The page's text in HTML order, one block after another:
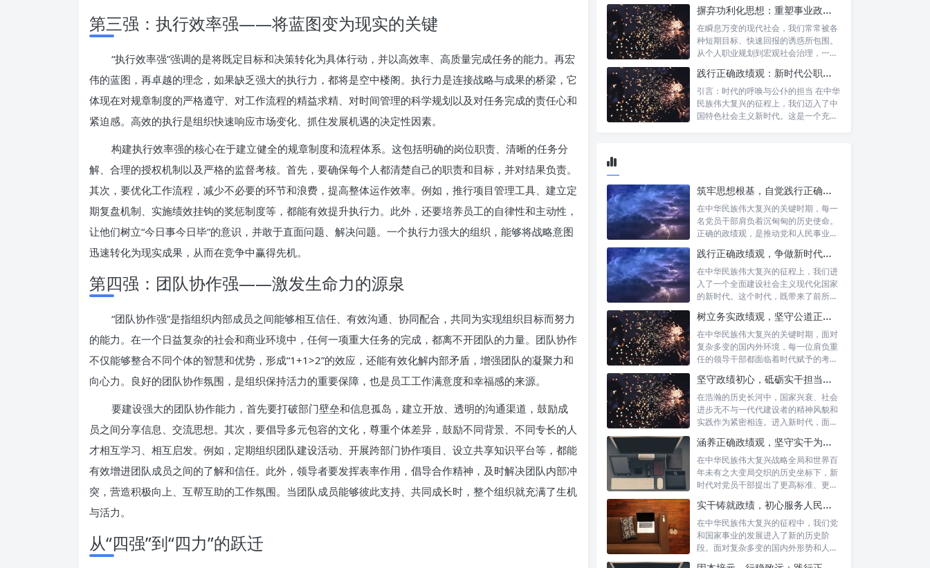
第三强：执行效率强——将蓝图变为现实的关键
“执行效率强”强调的是将既定目标和决策转化为具体行动，并以高效率、高质量完成任务的能力。再宏
伟的蓝图，再卓越的理念，如果缺乏强大的执行力，都将是空中楼阁。执行力是连接战略与成果的桥梁，它
体现在对规章制度的严格遵守、对工作流程的精益求精、对时间管理的科学规划以及对任务完成的责任心和
紧迫感。高效的执行是组织快速响应市场变化、抓住发展机遇的决定性因素。
构建执行效率强的核心在于建立健全的规章制度和流程体系。这包括明确的岗位职责、清晰的任务分
解、合理的授权机制以及严格的监督考核。首先，要确保每个人都清楚自己的职责和目标，并对结果负责。
其次，要优化工作流程，减少不必要的环节和浪费，提高整体运作效率。例如，推行项目管理工具、建立定
期复盘机制、实施绩效挂钩的奖惩制度等，都能有效提升执行力。此外，还要培养员工的自律性和主动性，
让他们树立“今日事今日毕”的意识，并敢于直面问题、解决问题。一个执行力强大的组织，能够将战略意图
迅速转化为现实成果，从而在竞争中赢得先机。
第四强：团队协作强——激发生命力的源泉
“团队协作强”是指组织内部成员之间能够相互信任、有效沟通、协同配合，共同为实现组织目标而努力
的能力。在一个日益复杂的社会和商业环境中，任何一项重大任务的完成，都离不开团队的力量。团队协作
不仅能够整合不同个体的智慧和优势，形成“1+1>2”的效应，还能有效化解内部矛盾，增强团队的凝聚力和
向心力。良好的团队协作氛围，是组织保持活力的重要保障，也是员工工作满意度和幸福感的来源。
要建设强大的团队协作能力，首先要打破部门壁垒和信息孤岛，建立开放、透明的沟通渠道，鼓励成
员之间分享信息、交流思想。其次，要倡导多元包容的文化，尊重个体差异，鼓励不同背景、不同专长的人
才相互学习、相互启发。例如，定期组织团队建设活动、开展跨部门协作项目、设立共享知识平台等，都能
有效增进团队成员之间的了解和信任。此外，领导者要发挥表率作用，倡导合作精神，及时解决团队内部冲
突，营造积极向上、互帮互助的工作氛围。当团队成员能够彼此支持、共同成长时，整个组织就充满了生机
与活力。
从“四强”到“四力”的跃迁
摒弃功利化思想：重塑事业政绩观，驱动社会高质量发展
在瞬息万变的现代社会，我们常常被各
种短期目标、快速回报的诱惑所包围。
从个人职业规划到宏观社会治理，一种
践行正确政绩观：新时代公职人员的使命与担当
引言：时代的呼唤与公仆的担当 在中华
民族伟大复兴的征程上，我们迈入了中
国特色社会主义新时代。这是一个充满
筑牢思想根基，自觉践行正确政绩观：新时代党员干部的价值指引
在中华民族伟大复兴的关键时期，每一
名党员干部肩负着沉甸甸的历史使命。
正确的政绩观，是推动党和人民事业发
践行正确政绩观，争做新时代合格公职人员：新征程的使命与担当
在中华民族伟大复兴的征程上，我们进
入了一个全面建设社会主义现代化国家
的新时代。这个时代，既带来了前所未
树立务实政绩观，坚守公道正派底线：新时代领导干部高质量发展指南
在中华民族伟大复兴的关键时期，面对
复杂多变的国内外环境，每一位肩负重
任的领导干部都面临着时代赋予的考验
坚守政绩初心，砥砺实干担当：新时代高质量发展的精神坐标
在浩瀚的历史长河中，国家兴衰、社会
进步无不与一代代建设者的精神风貌和
实践作为紧密相连。进入新时代，面对
涵养正确政绩观，坚守实干为民情怀：新时代党员干部的责任与担当
在中华民族伟大复兴战略全局和世界百
年未有之大变局交织的历史坐标下，新
时代对党员干部提出了更高标准、更严
实干铸就政绩，初心服务人民：新时代干部担当作为的实践指南
在中华民族伟大复兴的征程中，我们党
和国家事业的发展进入了新的历史阶
段。面对复杂多变的国内外形势和人民